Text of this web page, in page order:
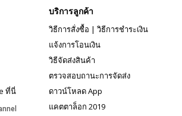
ที่นี่
บริการลูกค้า
วิธีการสั่งซื้อ | วิธีการชำระเงิน
แจ้งการโอนเงิน
วิธีจัดส่งสินค้า
ตรวจสอบถานะการจัดส่ง
ดาวน์โหลด App
แคตตาล็อก 2019